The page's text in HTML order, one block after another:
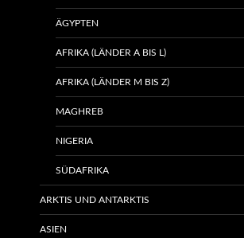
ÄGYPTEN
AFRIKA (LÄNDER A BIS L)
AFRIKA (LÄNDER M BIS Z)
MAGHREB
NIGERIA
SÜDAFRIKA
ARKTIS UND ANTARKTIS
ASIEN